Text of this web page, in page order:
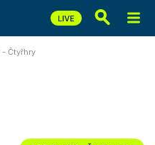
Čtyřhry